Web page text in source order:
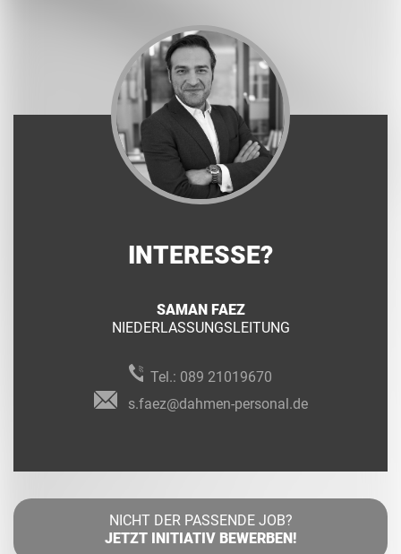
INTERESSE?
SAMAN FAEZ
NIEDERLASSUNGSLEITUNG
Tel.: 089 21019670
s.faez@dahmen-personal.de
NICHT DER PASSENDE JOB?
JETZT INITIATIV BEWERBEN!